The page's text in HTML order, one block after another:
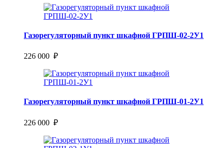
Газорегуляторный пункт шкафной ГРПШ-02-2У1
226 000 ₽
Газорегуляторный пункт шкафной ГРПШ-01-2У1
226 000 ₽